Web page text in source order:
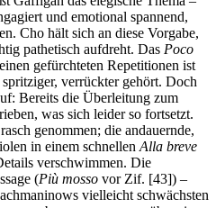
und emotional spannend,
Cho hält sich an diese Vorgabe,
pathetisch aufdreht. Das Poco
gefürchteten Repetitionen ist
verrückter gehört. Doch
Bereits die Überleitung zum
was sich leider so fortsetzt.
genommen; die andauernde,
in einem schnellen Alla breve
verschwimmen. Die
(Più mosso vor Zif. [43]) –
vielleicht schwächsten